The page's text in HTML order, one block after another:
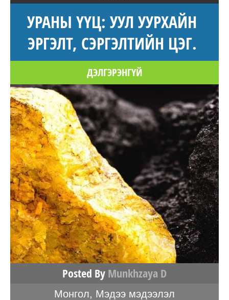
УРАНЫ ҮҮЦ: УУЛ УУРХАЙН
ЭРГЭЛТ, СЭРГЭЛТИЙН ЦЭГ.
ДЭЛГЭРЭНГҮЙ
Posted By Munkhzaya D
Монгол, Мэдээ мэдээлэл